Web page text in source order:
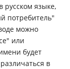
русском языке,
потребитель"
можно
или
будет
в